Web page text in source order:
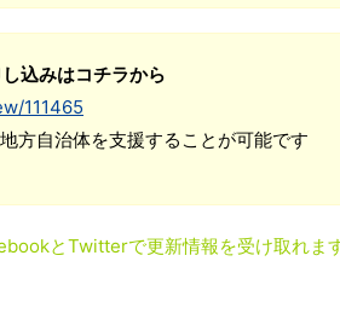
込みはコチラから
111465
方自治体を支援することが可能です
とTwitterで更新情報を受け取れます